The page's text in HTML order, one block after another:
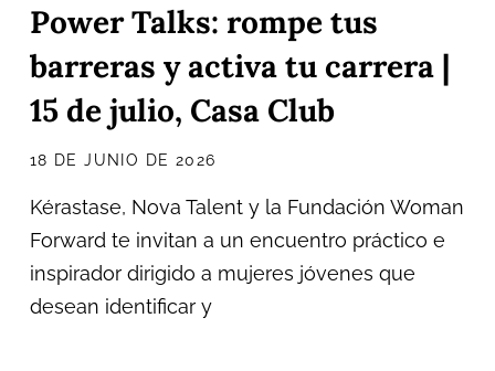
Power Talks: rompe tus
barreras y activa tu carrera |
15 de julio, Casa Club
18 DE JUNIO DE 2026
Kérastase, Nova Talent y la Fundación Woman
Forward te invitan a un encuentro práctico e
inspirador dirigido a mujeres jóvenes que
desean identificar y